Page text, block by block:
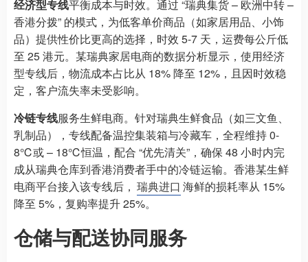
经济型专线平衡成本与时效。通过 “瑞典集货 – 欧洲中转 –
香港分拨” 的模式，为低客单价商品（如家居用品、小饰
品）提供性价比更高的选择，时效 5-7 天，运费每公斤低
至 25 港元。某瑞典家居电商的数据分析显示，使用经济
型专线后，物流成本占比从 18% 降至 12%，且因时效稳
定，客户流失率未受影响。
冷链专线服务生鲜电商。针对瑞典生鲜食品（如三文鱼、
乳制品），专线配备温控集装箱与冷藏车，全程维持 0-
8℃或 – 18℃恒温，配合 “优先清关”，确保 48 小时内完
成从瑞典仓库到香港消费者手中的冷链运输。香港某生鲜
电商平台接入该专线后， 瑞典进口 海鲜的损耗率从 15%
降至 5%，复购率提升 25%。
仓储与配送协同服务